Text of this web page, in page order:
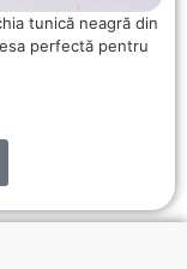
tunică neagră din
perfectă pentru